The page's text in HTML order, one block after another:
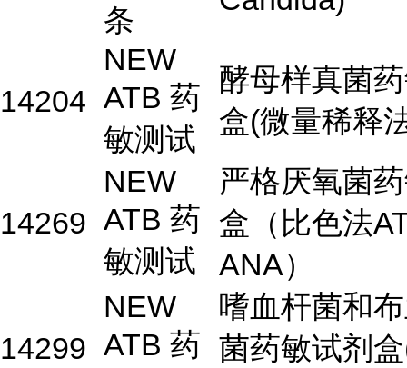
条
14204
NEW
ATB 药
敏测试
酵母样真菌
盒(微量稀释
14269
NEW
ATB 药
敏测试
严格厌氧菌
盒（比色法
ANA）
14299
NEW
ATB 药
嗜血杆菌和
菌药敏试剂